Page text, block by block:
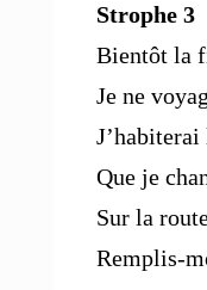
Strophe 3
Bientôt la
Je ne
J’habiterai
Que je
Sur la
Remplis-